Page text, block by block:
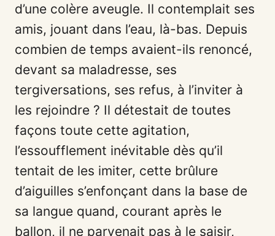
d’une colère aveugle. Il contemplait ses
amis, jouant dans l’eau, là-bas. Depuis
combien de temps avaient-ils renoncé,
devant sa maladresse, ses
tergiversations, ses refus, à l’inviter à
les rejoindre ? Il détestait de toutes
façons toute cette agitation,
l’essoufflement inévitable dès qu’il
tentait de les imiter, cette brûlure
d’aiguilles s’enfonçant dans la base de
sa langue quand, courant après le
ballon, il ne parvenait pas à le saisir,